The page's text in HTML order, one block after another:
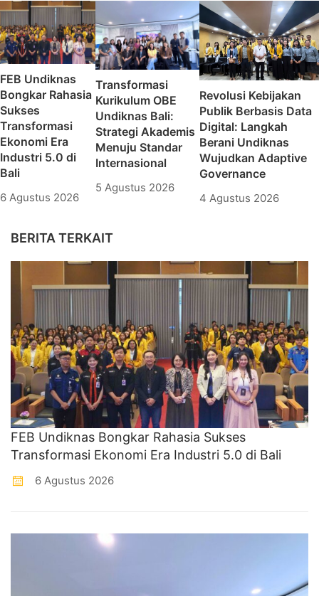
FEB Undiknas
Bongkar Rahasia
Sukses
Transformasi
Ekonomi Era
Industri 5.0 di
Bali
6 Agustus 2026
Transformasi
Kurikulum OBE
Undiknas Bali:
Strategi Akademis
Menuju Standar
Internasional
5 Agustus 2026
Revolusi Kebijakan
Publik Berbasis Data
Digital: Langkah
Berani Undiknas
Wujudkan Adaptive
Governance
4 Agustus 2026
BERITA TERKAIT
FEB Undiknas Bongkar Rahasia Sukses
Transformasi Ekonomi Era Industri 5.0 di Bali
6 Agustus 2026